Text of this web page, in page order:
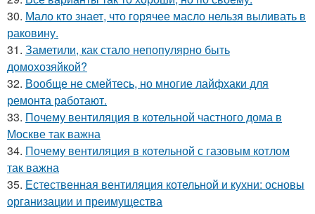
30. Мало кто знает, что горячее масло нельзя выливать в
раковину.
31. Заметили, как стало непопулярно быть
домохозяйкой?
32. Вообще не смейтесь, но многие лайфхаки для
ремонта работают.
33. Почему вентиляция в котельной частного дома в
Москве так важна
34. Почему вентиляция в котельной с газовым котлом
так важна
35. Естественная вентиляция котельной и кухни: основы
организации и преимущества